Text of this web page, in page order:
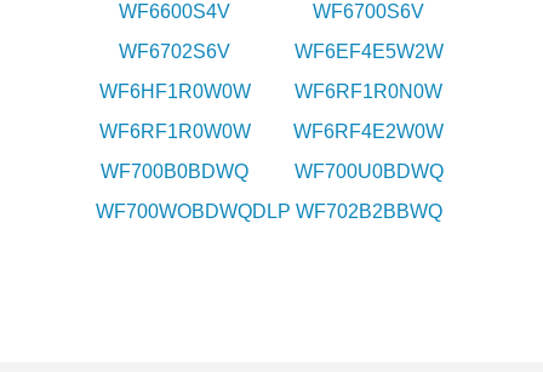
WF6600S4V
WF6700S6V
WF6702S6V
WF6EF4E5W2W
WF6HF1R0W0W
WF6RF1R0N0W
WF6RF1R0W0W
WF6RF4E2W0W
WF700B0BDWQ
WF700U0BDWQ
WF700WOBDWQDLP WF702B2BBWQ